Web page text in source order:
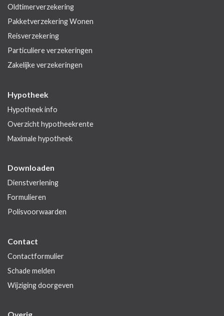
Oldtimerverzekering
Pakketverzekering Wonen
Reisverzekering
Particuliere verzekeringen
Zakelijke verzekeringen
Hypotheek
Hypotheek info
Overzicht hypotheekrente
Maximale hypotheek
Downloaden
Dienstverlening
Formulieren
Polisvoorwaarden
Contact
Contactformulier
Schade melden
Wijziging doorgeven